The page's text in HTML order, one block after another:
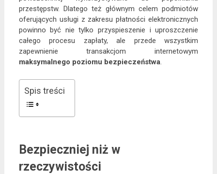
przestępstw. Dlatego też głównym celem podmiotów
oferujących usługi z zakresu płatności elektronicznych
powinno być nie tylko przyspieszenie i uproszczenie
całego procesu zapłaty, ale przede wszystkim
zapewnienie transakcjom internetowym
maksymalnego poziomu bezpieczeństwa.
Spis treści
Bezpieczniej niż w
rzeczywistości